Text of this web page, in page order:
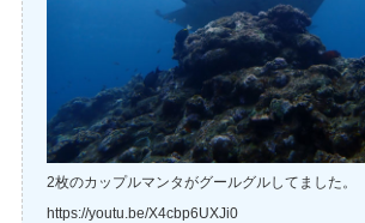
2枚のカップルマンタがグールグルしてました。
https://youtu.be/X4cbp6UXJi0